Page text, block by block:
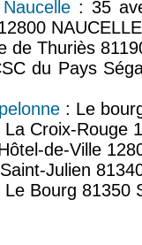
: 35
NAUCELLE
de Thuriès
du Pays
: Le
Croix-Rouge
de-Ville
Julien
Le Bourg 81350